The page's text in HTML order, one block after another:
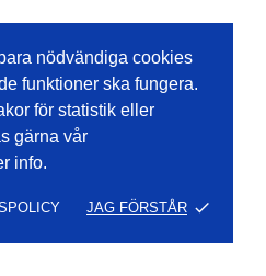
nödvändiga cookies
funktioner ska fungera.
för statistik eller
gärna vår
info.
JAG FÖRSTÅR done
att göra reklam för produkten